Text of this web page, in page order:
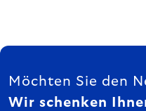
FUSSZEILE
Möchten Sie den
Wir schenken